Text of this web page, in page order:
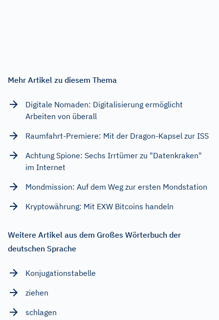
Mehr Artikel zu diesem Thema
Digitale Nomaden: Digitalisierung ermöglicht
Arbeiten von überall
Raumfahrt-Premiere: Mit der Dragon-Kapsel zur ISS
Achtung Spione: Sechs Irrtümer zu "Datenkraken"
im Internet
Mondmission: Auf dem Weg zur ersten Mondstation
Kryptowährung: Mit EXW Bitcoins handeln
Weitere Artikel aus dem Großes Wörterbuch der
deutschen Sprache
Konjugationstabelle
ziehen
schlagen